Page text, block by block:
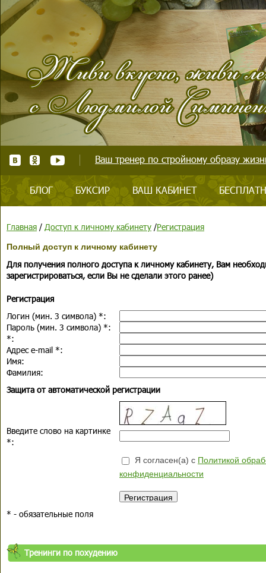
Ваш тренер по стройному образу
БЛОГ БУКСИР ВАШ КАБИНЕТ
Главная / Доступ к личному кабинету /Регистрация
Полный доступ к личному кабинету
Для получения полного доступа к личному кабинету, Вам
зарегистрироваться, если Вы не сделали этого ранее)
Регистрация
Логин (мин. 3 символа) *:
Пароль (мин. 3 символа) *:
*:
Адрес e-mail *:
Имя:
Фамилия:
Защита от автоматической регистрации
Введите слово на картинке
*:
Я согласен(а) с Политикой
конфиденциальности
* - обязательные поля
Тренинги по похудению